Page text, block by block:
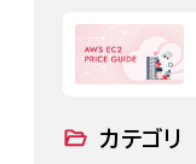
カテゴリ